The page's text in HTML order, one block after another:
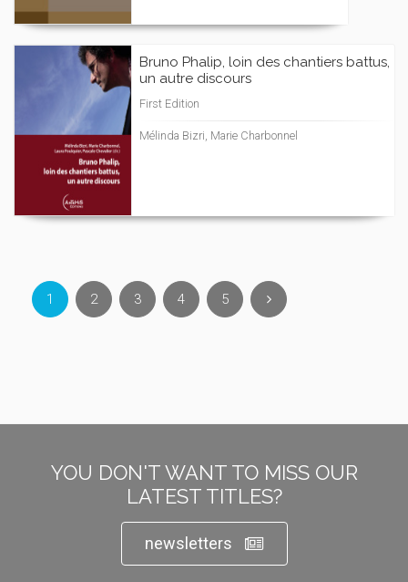
Bruno Phalip, loin des chantiers battus,
un autre discours
First Edition
Mélinda Bizri, Marie Charbonnel
1 2 3 4 5
YOU DON'T WANT TO MISS OUR
LATEST TITLES?
newsletters